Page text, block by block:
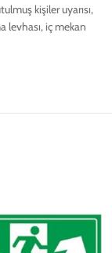
kişiler uyarısı,
levhası, iç mekan